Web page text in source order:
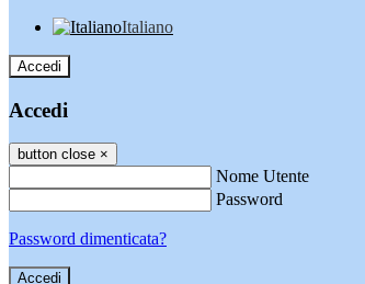
Italiano
Accedi
Accedi
button close ×
Nome Utente
Password
Password dimenticata?